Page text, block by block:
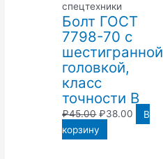
спецтехники
Болт ГОСТ
7798-70 с
шестигранной
головкой,
класс
точности В
₽45.00 ₽38.00
В
корзину